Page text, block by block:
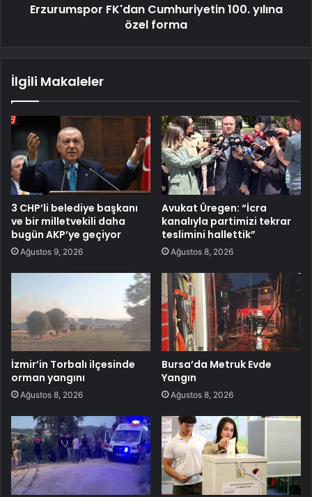
Erzurumspor FK'dan Cumhuriyetin 100. yılına
özel forma
İlgili Makaleler
3 CHP’li belediye başkanı
ve bir milletvekili daha
bugün AKP’ye geçiyor
Ağustos 9, 2026
Avukat Üregen: “İcra
kanalıyla partimizi tekrar
teslimini hallettik”
Ağustos 8, 2026
İzmir’in Torbalı ilçesinde
orman yangını
Ağustos 8, 2026
Bursa’da Metruk Evde
Yangın
Ağustos 8, 2026